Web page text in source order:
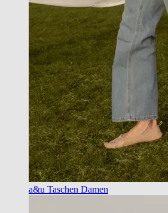
a&u Taschen Damen